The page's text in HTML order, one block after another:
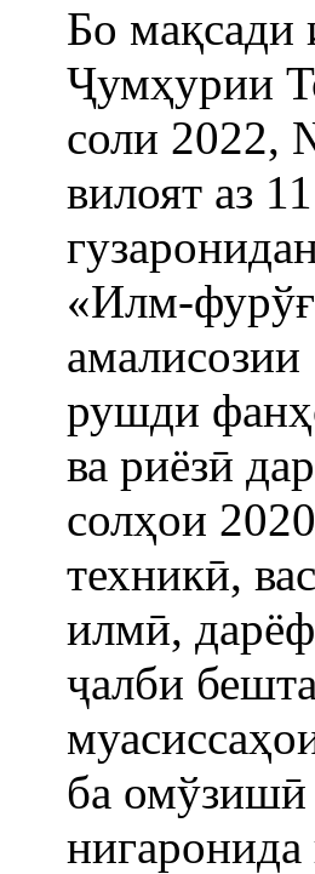
Бо
Ҷумҳурии
соли 2022,
вилоят аз
«Илм-
рушди
ва риёзӣ
солҳои
техникӣ,
илмӣ,
ҷалби
ба
нигаронида